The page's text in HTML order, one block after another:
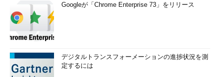
Googleが「Chrome Enterprise 73」をリリース
デジタルトランスフォーメーションの進捗状況を測
定するには